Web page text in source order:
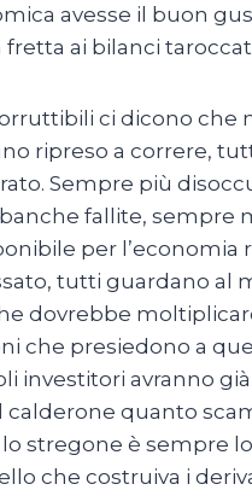
avesse il buon
fretta ai bilanci
ci dicono che
ripreso a correre,
Sempre più
fallite, sempre
per l’economia
tutti guardano al
dovrebbe
che presiedono a
investitori avranno già
calderone quanto
lo stregone è sempre
che costruiva i